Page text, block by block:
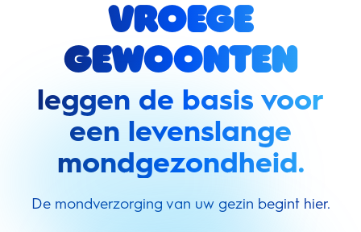
Vroege
gewoonten
leggen de basis voor
een levenslange
mondgezondheid.
De mondverzorging van uw gezin begint hier.